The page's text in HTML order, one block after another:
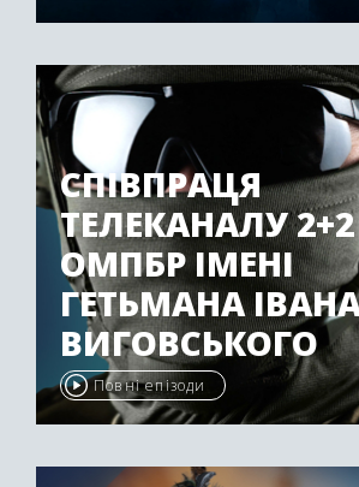
СПІВПРАЦЯ
ТЕЛЕКАНАЛУ 2+2
ОМПБР ІМЕНІ
ГЕТЬМАНА
ВИГОВСЬКОГО
Повні епізоди